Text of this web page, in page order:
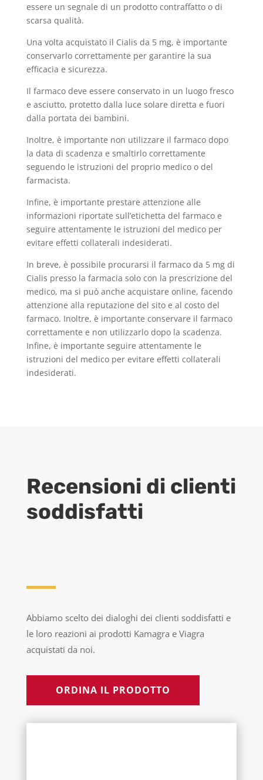
essere un segnale di un prodotto contraffatto o di
scarsa qualità.
Una volta acquistato il Cialis da 5 mg, è importante
conservarlo correttamente per garantire la sua
efficacia e sicurezza.
Il farmaco deve essere conservato in un luogo fresco
e asciutto, protetto dalla luce solare diretta e fuori
dalla portata dei bambini.
Inoltre, è importante non utilizzare il farmaco dopo
la data di scadenza e smaltirlo correttamente
seguendo le istruzioni del proprio medico o del
farmacista.
Infine, è importante prestare attenzione alle
informazioni riportate sull’etichetta del farmaco e
seguire attentamente le istruzioni del medico per
evitare effetti collaterali indesiderati.
In breve, è possibile procurarsi il farmaco da 5 mg di
Cialis presso la farmacia solo con la prescrizione del
medico, ma si può anche acquistare online, facendo
attenzione alla reputazione del sito e al costo del
farmaco. Inoltre, è importante conservare il farmaco
correttamente e non utilizzarlo dopo la scadenza.
Infine, è importante seguire attentamente le
istruzioni del medico per evitare effetti collaterali
indesiderati.
Recensioni di clienti
soddisfatti
Abbiamo scelto dei dialoghi dei clienti soddisfatti e
le loro reazioni ai prodotti Kamagra e Viagra
acquistati da noi.
ORDINA IL PRODOTTO